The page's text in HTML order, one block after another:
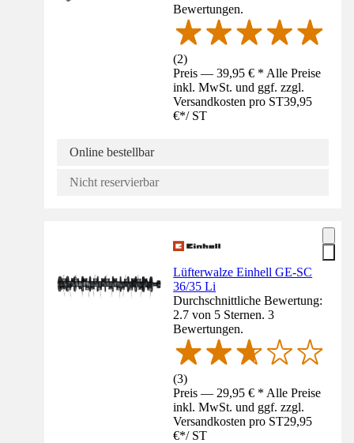
Bewertungen.
(2)
Preis — 39,95 € * Alle Preise
inkl. MwSt. und ggf. zzgl.
Versandkosten pro ST39,95
€*/ ST
Online bestellbar
Nicht reservierbar
Lüfterwalze Einhell GE-SC
36/35 Li
Durchschnittliche Bewertung:
2.7 von 5 Sternen. 3
Bewertungen.
(3)
Preis — 29,95 € * Alle Preise
inkl. MwSt. und ggf. zzgl.
Versandkosten pro ST29,95
€*/ ST